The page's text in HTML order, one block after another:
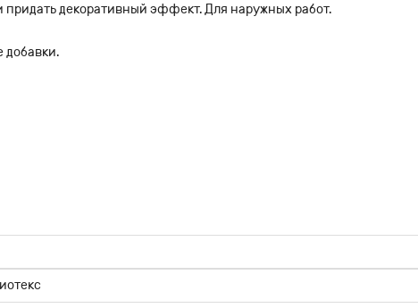
придать декоративный эффект. Для наружных работ.
добавки.